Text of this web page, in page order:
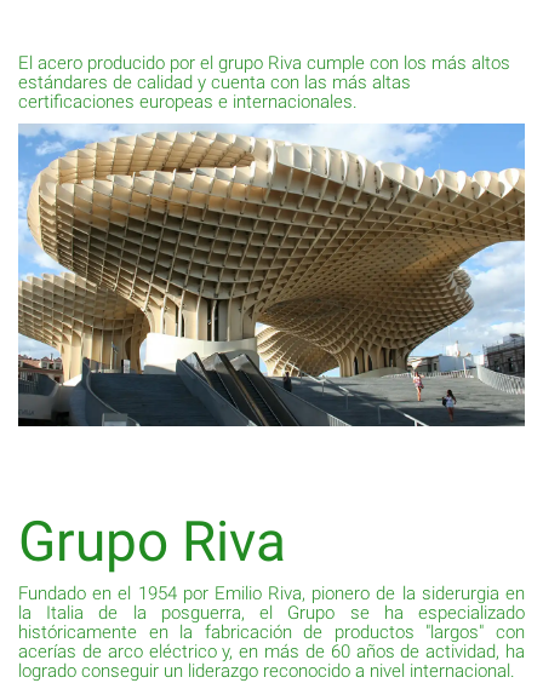
El acero producido por el grupo Riva cumple con los más altos
estándares de calidad y cuenta con las más altas
certificaciones europeas e internacionales.
Grupo Riva
Fundado en el 1954 por Emilio Riva, pionero de la siderurgia en
la Italia de la posguerra, el Grupo se ha especializado
históricamente en la fabricación de productos "largos" con
acerías de arco eléctrico y, en más de 60 años de actividad, ha
logrado conseguir un liderazgo reconocido a nivel internacional.